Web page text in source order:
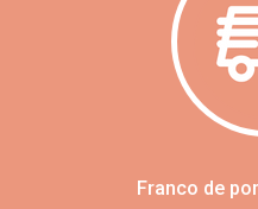
Franco de